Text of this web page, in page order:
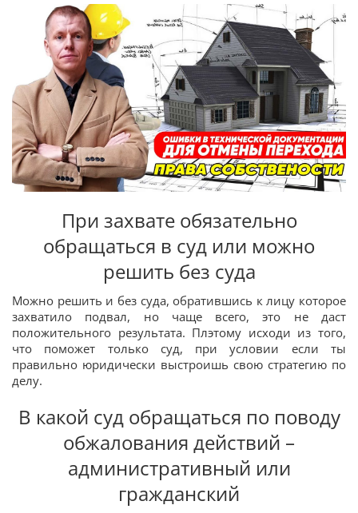
При захвате обязательно
обращаться в суд или можно
решить без суда
Можно решить и без суда, обратившись к лицу которое
захватило подвал, но чаще всего, это не даст
положительного результата. Плэтому исходи из того,
что поможет только суд, при условии если ты
правильно юридически выстроишь свою стратегию по
делу.
В какой суд обращаться по поводу
обжалования действий –
административный или
гражданский